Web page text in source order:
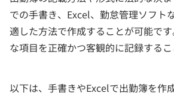
での手書き、Excel、勤怠管理ソフト
適した方法で作成することが可能で
な項目を正確かつ客観的に記録するこ
以下は、手書きやExcelで出勤簿を作